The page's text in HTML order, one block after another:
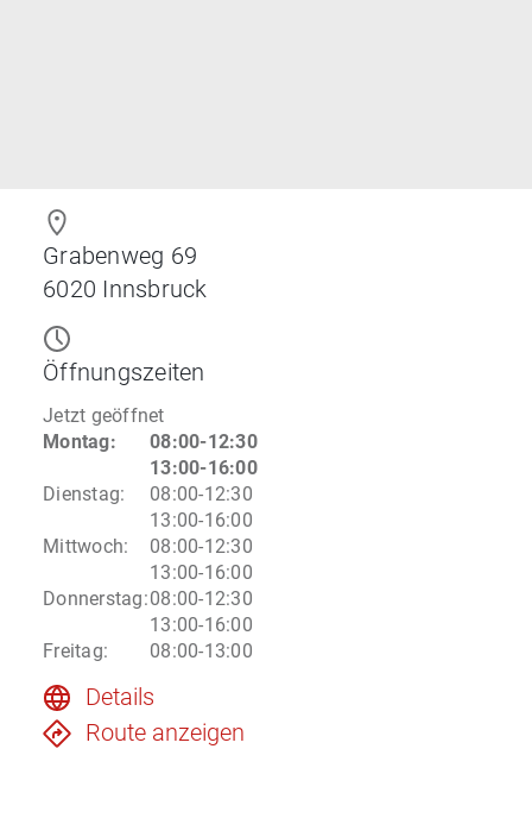
Grabenweg 69
6020 Innsbruck
Öffnungszeiten
Jetzt geöffnet
Montag:
08:00-12:30
13:00-16:00
Dienstag:
08:00-12:30
13:00-16:00
Mittwoch:
08:00-12:30
13:00-16:00
Donnerstag:08:00-12:30
13:00-16:00
Freitag: 08:00-13:00
Details
Route anzeigen